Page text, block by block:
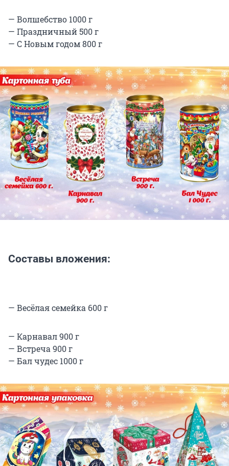
— Волшебство 1000 г
— Праздничный 500 г
— С Новым годом 800 г
Составы вложения:
— Весёлая семейка 600 г
— Карнавал 900 г
— Встреча 900 г
— Бал чудес 1000 г